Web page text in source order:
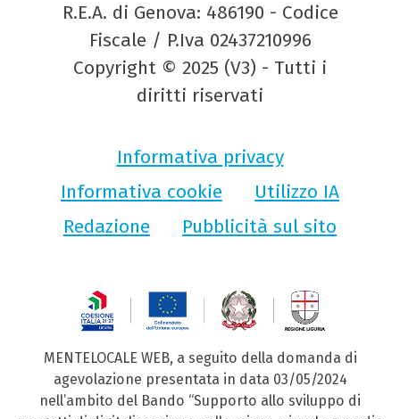
R.E.A. di Genova: 486190 - Codice
Fiscale / P.Iva 02437210996
Copyright © 2025 (V3) - Tutti i
diritti riservati
Informativa privacy
Informativa cookie
Utilizzo IA
Redazione
Pubblicità sul sito
MENTELOCALE WEB, a seguito della domanda di
agevolazione presentata in data 03/05/2024
nell’ambito del Bando “Supporto allo sviluppo di